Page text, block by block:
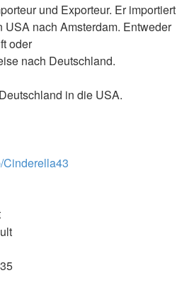
und Exporteur. Er importiert
nach Amsterdam. Entweder
oder
nach Deutschland.
in die USA.
Cinderella43